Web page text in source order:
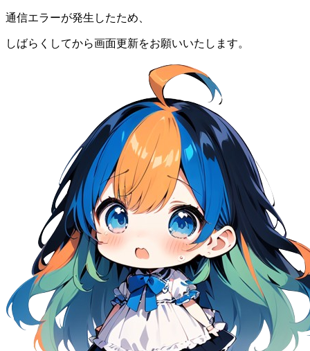
通信エラーが発生したため、
しばらくしてから画面更新をお願いいたします。